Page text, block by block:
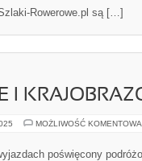
Rowerowe.pl są […]
I
MOŻLIWOŚĆ
poświęcony